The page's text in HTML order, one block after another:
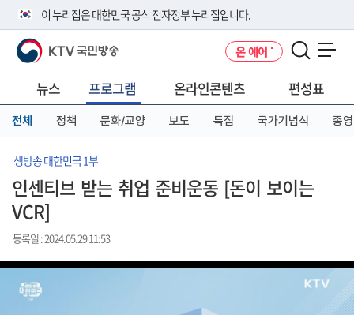
이 누리집은 대한민국 공식 전자정부 누리집입니다.
공식 누리집 주소 확인하기
니다.
이밖에 or.kr 또는 .kr등 다른 도메인 주소를 사용하고 있다면 아래 URL에
서 도메인 주소를 확인해 보세요
KTV 국민방송 온 에어
뉴스 프로그램 온라인콘텐츠 편성표
전체 정책 문화/교양 보도 특집 국가기념식 종영
생방송 대한민국 1부
인센티브 받는 취업 준비운동 [돈이 보이는
VCR]
등록일 : 2024.05.29 11:53